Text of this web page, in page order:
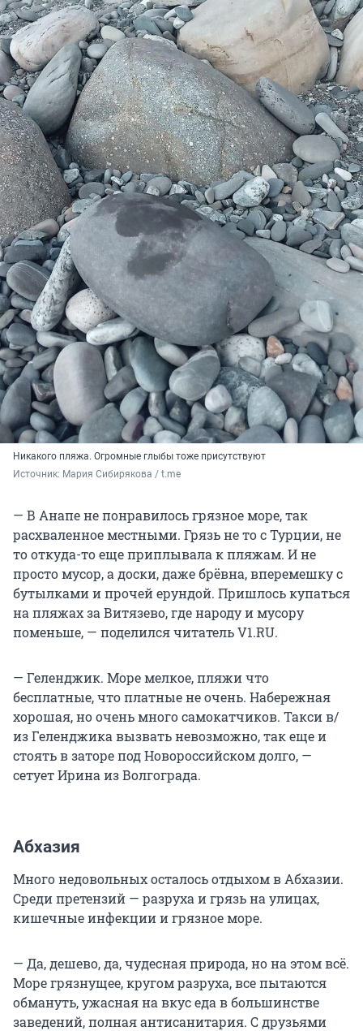
Никакого пляжа. Огромные глыбы тоже присутствуют
Источник: Мария Сибирякова / t.me
— В Анапе не понравилось грязное море, так
расхваленное местными. Грязь не то с Турции, не
то откуда-то еще приплывала к пляжам. И не
просто мусор, а доски, даже брёвна, вперемешку с
бутылками и прочей ерундой. Пришлось купаться
на пляжах за Витязево, где народу и мусору
поменьше, — поделился читатель V1.RU.
— Геленджик. Море мелкое, пляжи что
бесплатные, что платные не очень. Набережная
хорошая, но очень много самокатчиков. Такси в/
из Геленджика вызвать невозможно, так еще и
стоять в заторе под Новороссийском долго, —
сетует Ирина из Волгограда.
Абхазия
Много недовольных осталось отдыхом в Абхазии.
Среди претензий — разруха и грязь на улицах,
кишечные инфекции и грязное море.
— Да, дешево, да, чудесная природа, но на этом всё.
Море грязнущее, кругом разруха, все пытаются
обмануть, ужасная на вкус еда в большинстве
заведений, полная антисанитария. С друзьями